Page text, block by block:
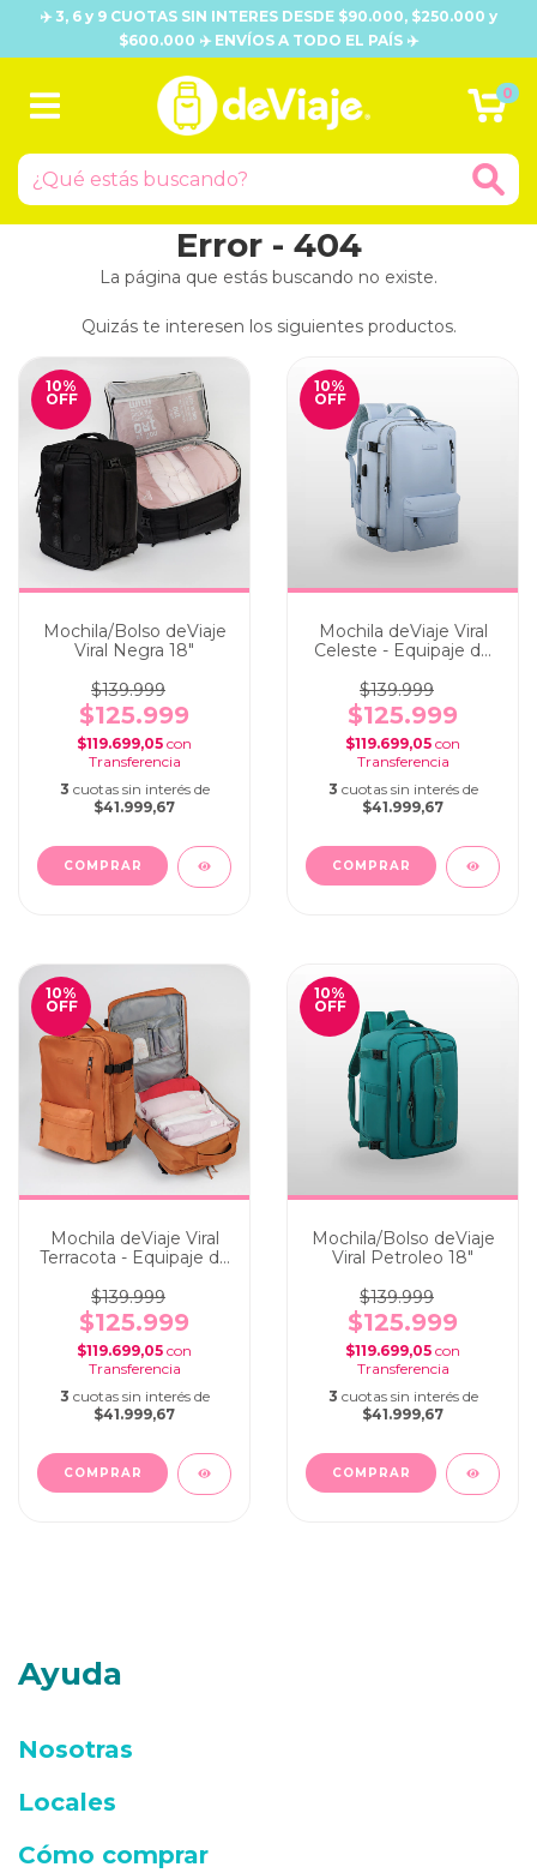
✈️ 3, 6 y 9 CUOTAS SIN INTERES DESDE $90.000, $250.000 y
$600.000 ✈️ ENVÍOS A TODO EL PAÍS ✈️
0
Error - 404
La página que estás buscando no existe.
Quizás te interesen los siguientes productos.
10%
OFF
Mochila/Bolso deViaje
Viral Negra 18"
$139.999
$125.999
$119.699,05 con
3 cuotas sin interés de
$41.999,67
10%
OFF
Mochila deViaje Viral
Celeste - Equipaje de
$139.999
$125.999
$119.699,05 con
3 cuotas sin interés de
$41.999,67
10%
OFF
Mochila deViaje Viral
Terracota - Equipaje de
$139.999
$125.999
$119.699,05 con
3 cuotas sin interés de
$41.999,67
10%
OFF
Mochila/Bolso deViaje
Viral Petroleo 18"
$139.999
$125.999
$119.699,05 con
3 cuotas sin interés de
$41.999,67
Ayuda
Nosotras
Locales
Cómo comprar